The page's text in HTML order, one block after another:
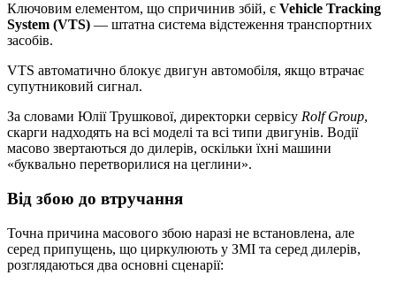
Ключовим елементом, що спричинив збій, є Vehicle Tracking
System (VTS) — штатна система відстеження транспортних
засобів.
VTS автоматично блокує двигун автомобіля, якщо втрачає
супутниковий сигнал.
За словами Юлії Трушкової, директорки сервісу Rolf Group,
скарги надходять на всі моделі та всі типи двигунів. Водії
масово звертаються до дилерів, оскільки їхні машини
«буквально перетворилися на цеглини».
Від збою до втручання
Точна причина масового збою наразі не встановлена, але
серед припущень, що циркулюють у ЗМІ та серед дилерів,
розглядаються два основні сценарії: